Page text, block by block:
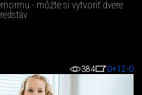
- môžte si vytvoriť dvere
384 0+12-0